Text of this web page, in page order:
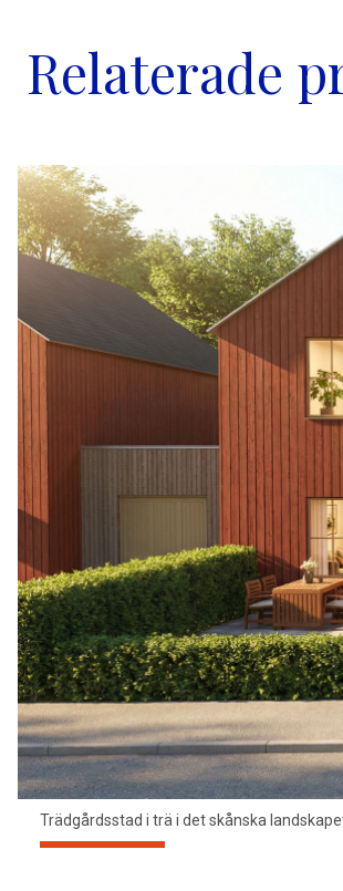
Relaterade
Trädgårdsstad i trä i det skånska